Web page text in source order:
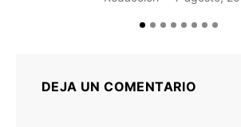
DEJA UN COMENTARIO